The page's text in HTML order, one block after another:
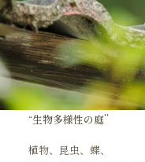
“生物多様性の庭”
植物、昆虫、蝶、